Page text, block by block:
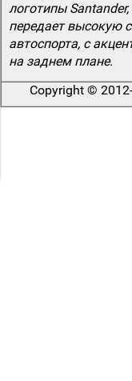
логотипы
передает высокую
автоспорта, с
на заднем плане.
Copyright ©